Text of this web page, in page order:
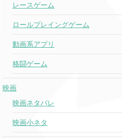
レースゲーム
ロールプレイングゲーム
動画系アプリ
格闘ゲーム
映画
映画ネタバレ
映画小ネタ